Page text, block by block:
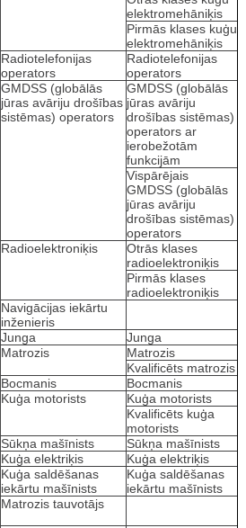
elektromehāniķis
Pirmās klases kuģu
elektromehāniķis
Radiotelefonijas
operators
Radiotelefonijas
operators
GMDSS (globālās
jūras avāriju drošības
sistēmas) operators
GMDSS (globālās
jūras avāriju
drošības sistēmas)
operators ar
ierobežotām
funkcijām
Vispārējais
GMDSS (globālās
jūras avāriju
drošības sistēmas)
operators
Radioelektroniķis
Otrās klases
radioelektroniķis
Pirmās klases
radioelektroniķis
Navigācijas iekārtu
inženieris
Junga
Junga
Matrozis
Matrozis
Kvalificēts matrozis
Bocmanis
Bocmanis
Kuģa motorists
Kuģa motorists
Kvalificēts kuģa
motorists
Sūkņa mašīnists
Sūkņa mašīnists
Kuģa elektriķis
Kuģa elektriķis
Kuģa saldēšanas
iekārtu mašīnists
Kuģa saldēšanas
iekārtu mašīnists
Matrozis tauvotājs